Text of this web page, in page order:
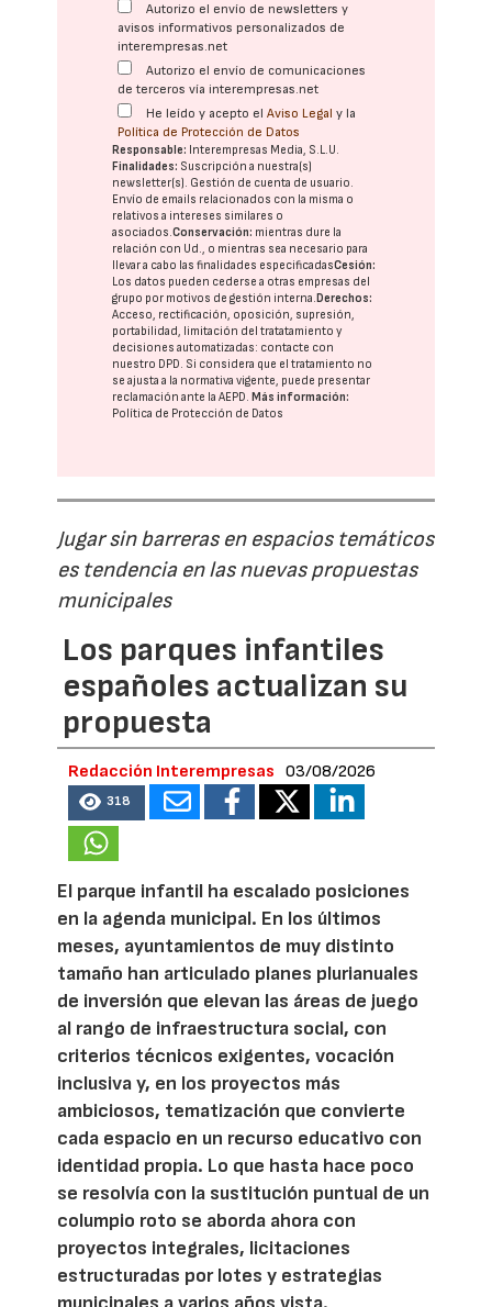
Autorizo el envío de newsletters y
avisos informativos personalizados de
interempresas.net
Autorizo el envío de comunicaciones
de terceros vía interempresas.net
He leído y acepto elAviso Legal y la
Política de Protección de Datos
Responsable: Interempresas Media, S.L.U.
Finalidades: Suscripción a nuestra(s)
newsletter(s). Gestión de cuenta de usuario.
Envío de emails relacionados con la misma o
relativos a intereses similares o
asociados.Conservación: mientras dure la
relación con Ud., o mientras sea necesario para
llevar a cabo las finalidades especificadasCesión:
Los datos pueden cederse a otras empresas del
grupo por motivos de gestión interna. Derechos:
Acceso, rectificación, oposición, supresión,
portabilidad, limitación del tratatamiento y
decisiones automatizadas: contacte con
nuestro DPD. Si considera que el tratamiento no
se ajusta a la normativa vigente, puede presentar
reclamación ante laAEPD. Más información:
Política de Protección de Datos
Jugar sin barreras en espacios temáticos
es tendencia en las nuevas propuestas
municipales
Los parques infantiles
españoles actualizan su
propuesta
Redacción Interempresas 03/08/2026
318
El parque infantil ha escalado posiciones
en la agenda municipal. En los últimos
meses, ayuntamientos de muy distinto
tamaño han articulado planes plurianuales
de inversión que elevan las áreas de juego
al rango de infraestructura social, con
criterios técnicos exigentes, vocación
inclusiva y, en los proyectos más
ambiciosos, tematización que convierte
cada espacio en un recurso educativo con
identidad propia. Lo que hasta hace poco
se resolvía con la sustitución puntual de un
columpio roto se aborda ahora con
proyectos integrales, licitaciones
estructuradas por lotes y estrategias